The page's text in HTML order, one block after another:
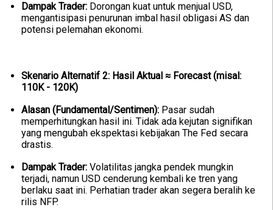
Dampak Trader: Dorongan kuat untuk menjual USD,
mengantisipasi penurunan imbal hasil obligasi AS dan
potensi pelemahan ekonomi.
Skenario Alternatif 2: Hasil Aktual ≈ Forecast (misal:
110K - 120K)
Alasan (Fundamental/Sentimen): Pasar sudah
memperhitungkan hasil ini. Tidak ada kejutan signifikan
yang mengubah ekspektasi kebijakan The Fed secara
drastis.
Dampak Trader: Volatilitas jangka pendek mungkin
terjadi, namun USD cenderung kembali ke tren yang
berlaku saat ini. Perhatian trader akan segera beralih ke
rilis NFP.